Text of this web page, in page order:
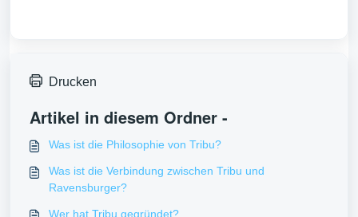
Drucken
Artikel in diesem Ordner -
Was ist die Philosophie von Tribu?
Was ist die Verbindung zwischen Tribu und
Ravensburger?
Wer hat Tribu gegründet?